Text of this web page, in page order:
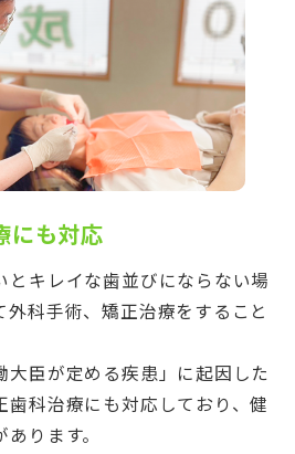
にも対応
とキレイな歯並びにならない場
科手術、矯正治療をすること
大臣が定める疾患」に起因した
歯科治療にも対応しており、健
ります。